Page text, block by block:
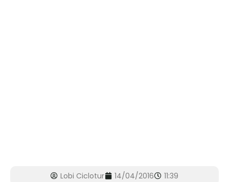
Lobi Ciclotur 14/04/2016 11:39